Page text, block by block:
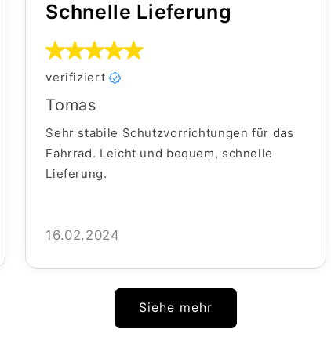
Schnelle Lieferung
verifiziert
Tomas
Sehr stabile Schutzvorrichtungen für das
Fahrrad. Leicht und bequem, schnelle
Lieferung.
16.02.2024
Siehe mehr